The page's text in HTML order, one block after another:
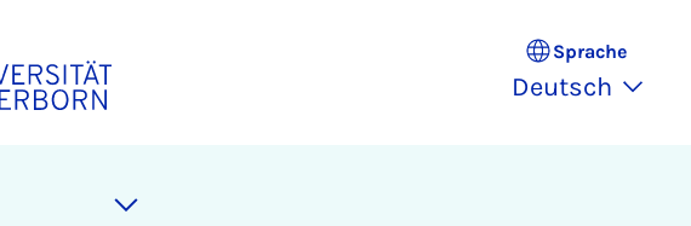
Sprache
Deutsch